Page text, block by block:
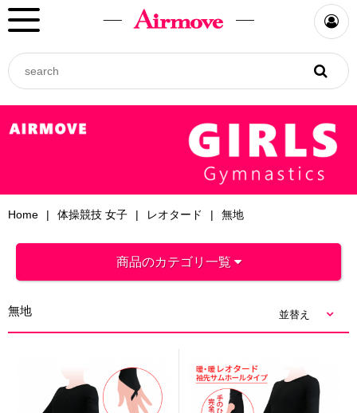
Home 体操競技 女子 レオタード 無地
商品のカテゴリ一覧
無地 並替え